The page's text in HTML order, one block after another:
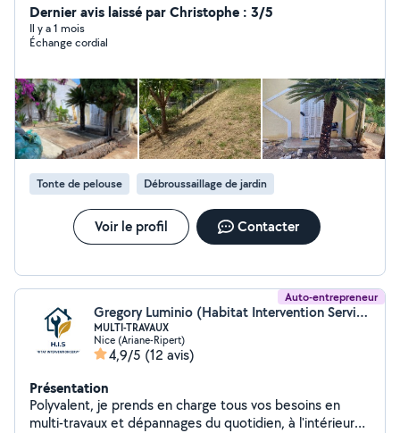
Dernier avis laissé par Christophe : 3/5
Il y a 1 mois
Échange cordial
Tonte de pelouse Débroussaillage de jardin
Voir le profil Contacter
Auto-entrepreneur
Gregory Luminio (Habitat Intervention Services)
MULTI-TRAVAUX
Nice (Ariane-Ripert)
4,9/5 (12 avis)
Présentation
Polyvalent, je prends en charge tous vos besoins en
multi-travaux et dépannages du quotidien, à l'intérieur